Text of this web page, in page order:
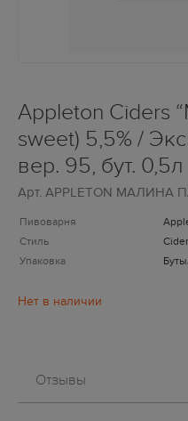
Appleton Ciders
sweet) 5,5% /
вер. 95, бут. 0,5л
Арт. APPLETON МАЛИНА
Пивоварня
Стиль
Упаковка
Отзывы